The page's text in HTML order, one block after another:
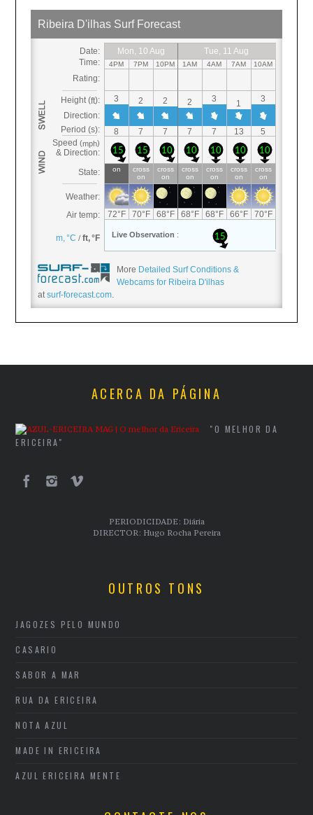
More Detailed Surf Conditions &
Webcams for Ribeira D'ilhas
atsurf-forecast.com.
ACERCA DA PÁGINA
"O MELHOR DA
ERICEIRA"
PERIODICIDADE: Diária
DIRECTOR: Hugo Rocha Pereira
OUTROS TONS
JAGOZES PELO MUNDO
CASARIO
SABOR A MAR
RUA DA ERICEIRA
NOTA AZUL
MADE IN ERICEIRA
AZUL ERICEIRA MENTE